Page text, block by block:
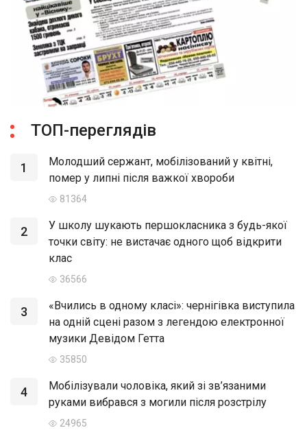
ТОП-переглядів
1
Молодший сержант, мобілізований у квітні,
помер у липні після важкої хвороби
81364
2
У школу шукають першокласника з будь-якої
точки світу: не вистачає одного щоб відкрити
клас
36566
3
«Вчились в одному класі»: чернігівка виступила
на одній сцені разом з легендою електронної
музики Девідом Гетта
35850
4
Мобілізували чоловіка, який зі зв’язаними
руками вибрався з могили після розстрілу
24965